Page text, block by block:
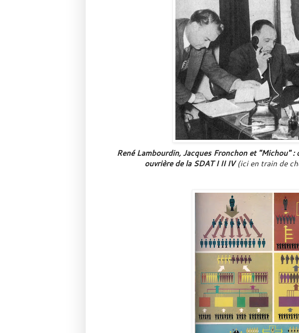
René Lambourdin, Jacques Fronchon et "Michou"
ouvrière de la SDAT I II IV(ici en train de